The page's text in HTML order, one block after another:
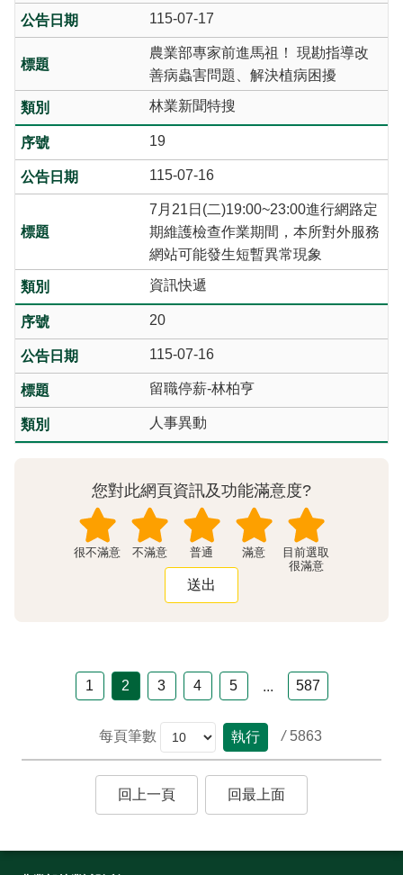
115-07-17
農業部專家前進馬祖！ 現勘指導改
善病蟲害問題、解決植病困擾
林業新聞特搜
19
115-07-16
7月21日(二)19:00~23:00進行網路定
期維護檢查作業期間，本所對外服務
網站可能發生短暫異常現象
資訊快遞
20
115-07-16
留職停薪-林柏亨
人事異動
您對此網頁資訊及功能滿意度?
很不滿意 不滿意 普通
滿意
很滿意
1 2 3 4 5 ... 587
每頁筆數 執行 / 5863
回上一頁 回最上面